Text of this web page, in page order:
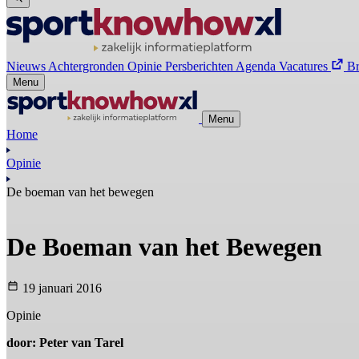
Nieuws Achtergronden Opinie Persberichten Agenda Vacatures
Menu
Menu
Home
Opinie
De boeman van het bewegen
De Boeman van het Bewegen
19 januari 2016
Opinie
door: Peter van Tarel